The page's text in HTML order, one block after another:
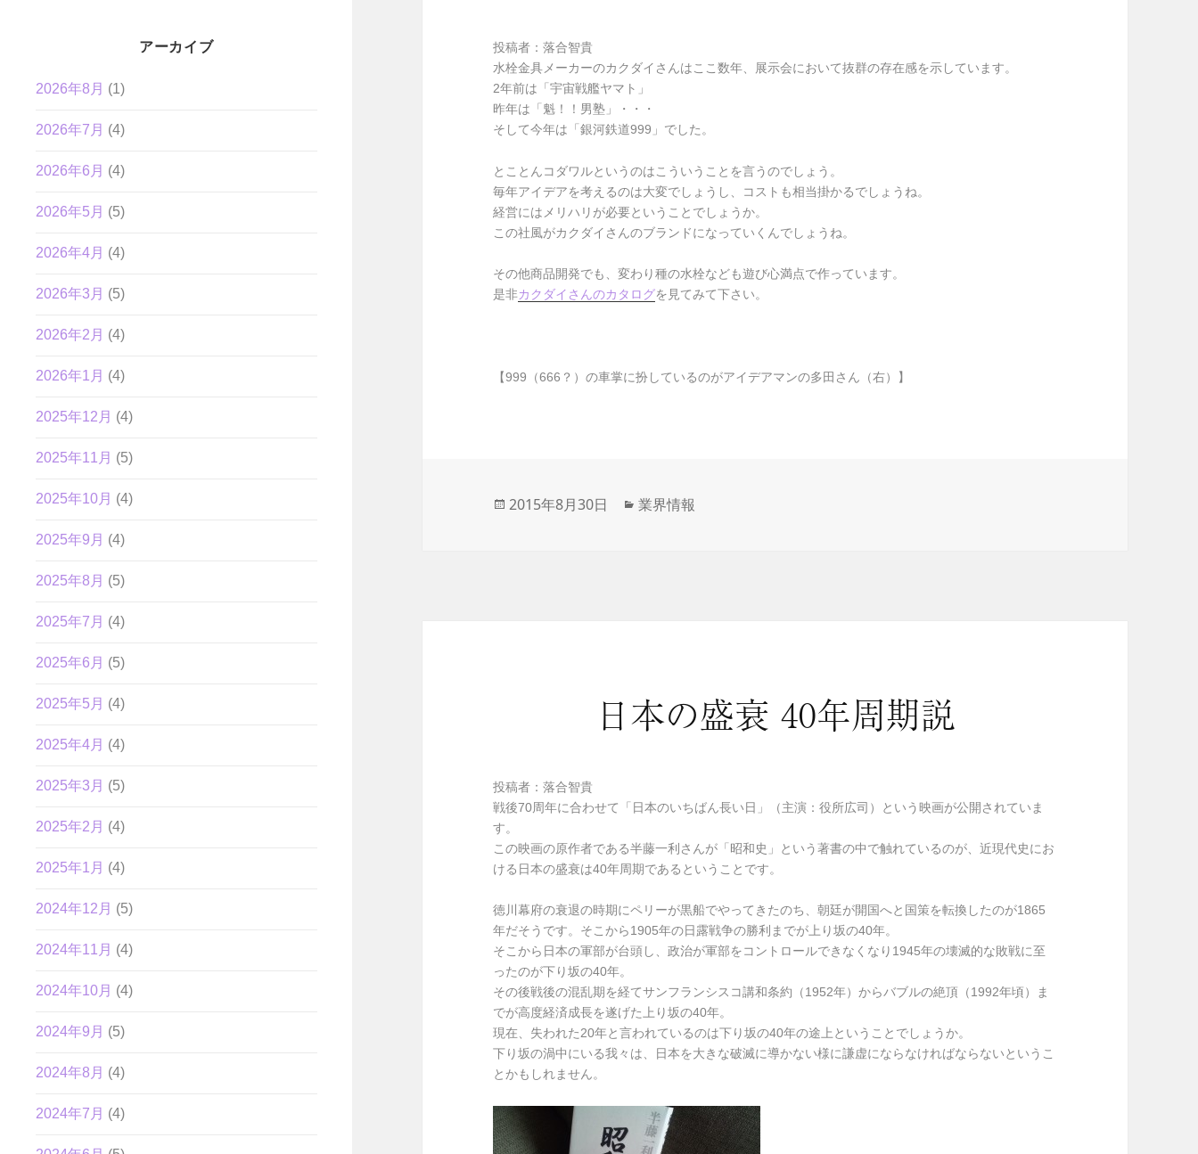
アーカイブ
2026年8月 (1)
2026年7月 (4)
2026年6月 (4)
2026年5月 (5)
2026年4月 (4)
2026年3月 (5)
2026年2月 (4)
2026年1月 (4)
2025年12月 (4)
2025年11月 (5)
2025年10月 (4)
2025年9月 (4)
2025年8月 (5)
2025年7月 (4)
2025年6月 (5)
2025年5月 (4)
2025年4月 (4)
2025年3月 (5)
2025年2月 (4)
2025年1月 (4)
2024年12月 (5)
2024年11月 (4)
2024年10月 (4)
2024年9月 (5)
2024年8月 (4)
2024年7月 (4)
投稿者：落合智貴
水栓金具メーカーのカクダイさんはここ数年、展示会において抜群の存在感を示しています。
2年前は「宇宙戦艦ヤマト」
昨年は「魁！！男塾」・・・
そして今年は「銀河鉄道999」でした。
とことんコダワルというのはこういうことを言うのでしょう。
毎年アイデアを考えるのは大変でしょうし、コストも相当掛かるでしょうね。
経営にはメリハリが必要ということでしょうか。
この社風がカクダイさんのブランドになっていくんでしょうね。
その他商品開発でも、変わり種の水栓なども遊び心満点で作っています。
是非カクダイさんのカタログを見てみて下さい。
【999（666？）の車掌に扮しているのがアイデアマンの多田さん（右）】
投
2015年8月30日
カ
業界情報
日本の盛衰 40年周期説
投稿者：落合智貴
戦後70周年に合わせて「日本のいちばん長い日」（主演：役所広司）という映画が公開されていま
す。
この映画の原作者である半藤一利さんが「昭和史」という著書の中で触れているのが、近現代史にお
ける日本の盛衰は40年周期であるということです。
徳川幕府の衰退の時期にペリーが黒船でやってきたのち、朝廷が開国へと国策を転換したのが1865
年だそうです。そこから1905年の日露戦争の勝利までが上り坂の40年。
そこから日本の軍部が台頭し、政治が軍部をコントロールできなくなり1945年の壊滅的な敗戦に至
ったのが下り坂の40年。
その後戦後の混乱期を経てサンフランシスコ講和条約（1952年）からバブルの絶頂（1992年頃）ま
でが高度経済成長を遂げた上り坂の40年。
現在、失われた20年と言われているのは下り坂の40年の途上ということでしょうか。
下り坂の渦中にいる我々は、日本を大きな破滅に導かない様に謙虚にならなければならないというこ
とかもしれません。